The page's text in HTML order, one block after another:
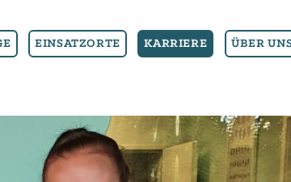
EINSATZORTE KARRIERE ÜBER